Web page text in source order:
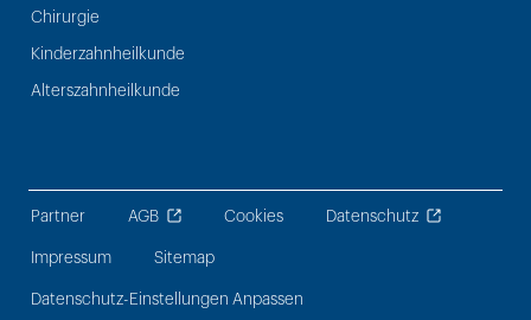
Chirurgie
Kinderzahnheilkunde
Alterszahnheilkunde
Partner AGB Cookies Datenschutz
Impressum Sitemap
Datenschutz-Einstellungen Anpassen